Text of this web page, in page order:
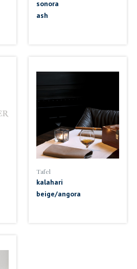
sonora
ash
Tafel
kalahari
beige/angora